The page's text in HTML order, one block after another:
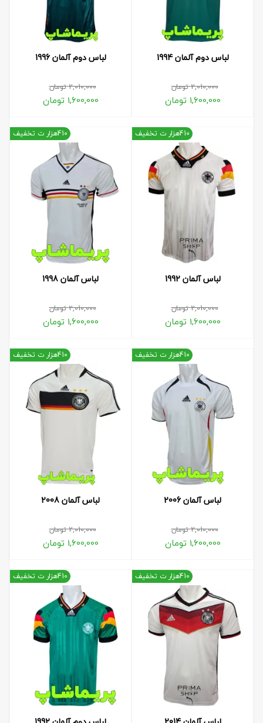
لباس دوم آلمان 1994
2,010,000تومان
1,600,000 تومان
لباس دوم آلمان 1996
2,010,000تومان
1,600,000 تومان
لباس آلمان 1992
2,010,000تومان
1,600,000 تومان
410هزار ت تخفیف
لباس آلمان 1998
2,010,000تومان
1,600,000 تومان
410هزار ت تخفیف
لباس آلمان 2006
2,010,000تومان
1,600,000 تومان
410هزار ت تخفیف
لباس آلمان 2008
2,010,000تومان
1,600,000 تومان
410هزار ت تخفیف
410هزار ت تخفیف 410هزار ت تخفیف